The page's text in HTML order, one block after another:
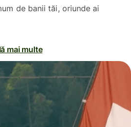
de banii tăi, oriunde ai
mai multe